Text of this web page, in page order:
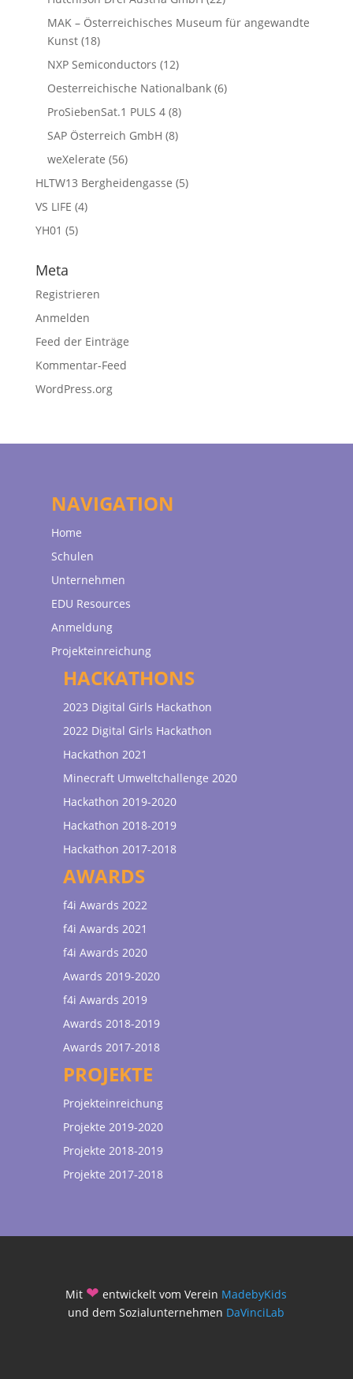
MAK – Österreichisches Museum für angewandte
Kunst(18)
NXP Semiconductors (12)
Oesterreichische Nationalbank(6)
ProSiebenSat.1 PULS 4(8)
SAP Österreich GmbH (8)
weXelerate (56)
HLTW13 Bergheidengasse (5)
VS LIFE (4)
YH01 (5)
Meta
Registrieren
Anmelden
Feed der Einträge
Kommentar-Feed
WordPress.org
NAVIGATION
Home
Schulen
Unternehmen
EDU Resources
Anmeldung
Projekteinreichung
HACKATHONS
2023 Digital Girls Hackathon
2022 Digital Girls Hackathon
Hackathon 2021
Minecraft Umweltchallenge 2020
Hackathon 2019-2020
Hackathon 2018-2019
Hackathon 2017-2018
AWARDS
f4i Awards 2022
f4i Awards 2021
f4i Awards 2020
Awards 2019-2020
f4i Awards 2019
Awards 2018-2019
Awards 2017-2018
PROJEKTE
Projekteinreichung
Projekte 2019-2020
Projekte 2018-2019
Projekte 2017-2018
Mit ❤ entwickelt vom Verein MadebyKids
und dem Sozialunternehmen DaVinciLab